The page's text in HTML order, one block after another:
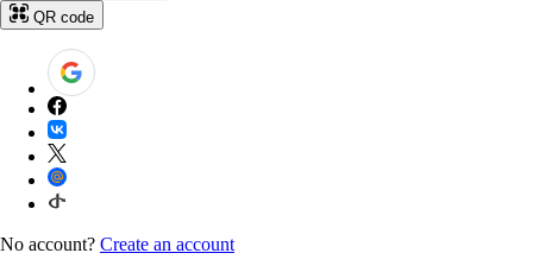
QR code
No account? Create an account